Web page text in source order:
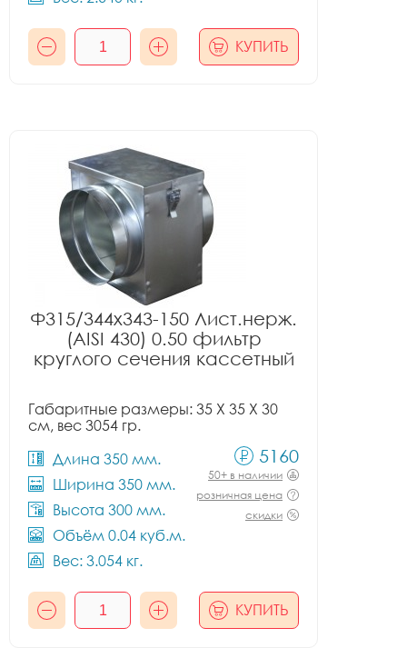
КУПИТЬ
Ф315/344x343-150 Лист.нерж.
(AISI 430) 0.50 фильтр
круглого сечения кассетный
Габаритные размеры: 35 X 35 X 30
см, вес 3054 гр.
Длина 350 мм.
Ширина 350 мм.
Высота 300 мм.
Объём 0.04 куб.м.
Вес: 3.054 кг.
5160
50+ в наличии
розничная цена
скидки
КУПИТЬ